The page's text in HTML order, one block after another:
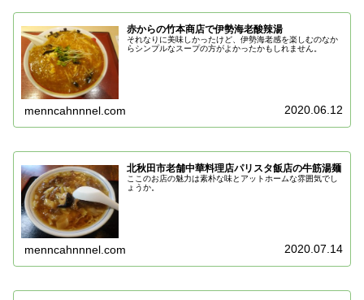
赤からの竹本商店で伊勢海老酸辣湯
それなりに美味しかったけど、伊勢海老感を楽しむのなか
らシンプルなスープの方がよかったかもしれません。
menncahnnnel.com 2020.06.12
北秋田市老舗中華料理店パリスタ飯店の牛筋湯麺
ここのお店の魅力は素朴な味とアットホームな雰囲気でし
ょうか。
menncahnnnel.com 2020.07.14